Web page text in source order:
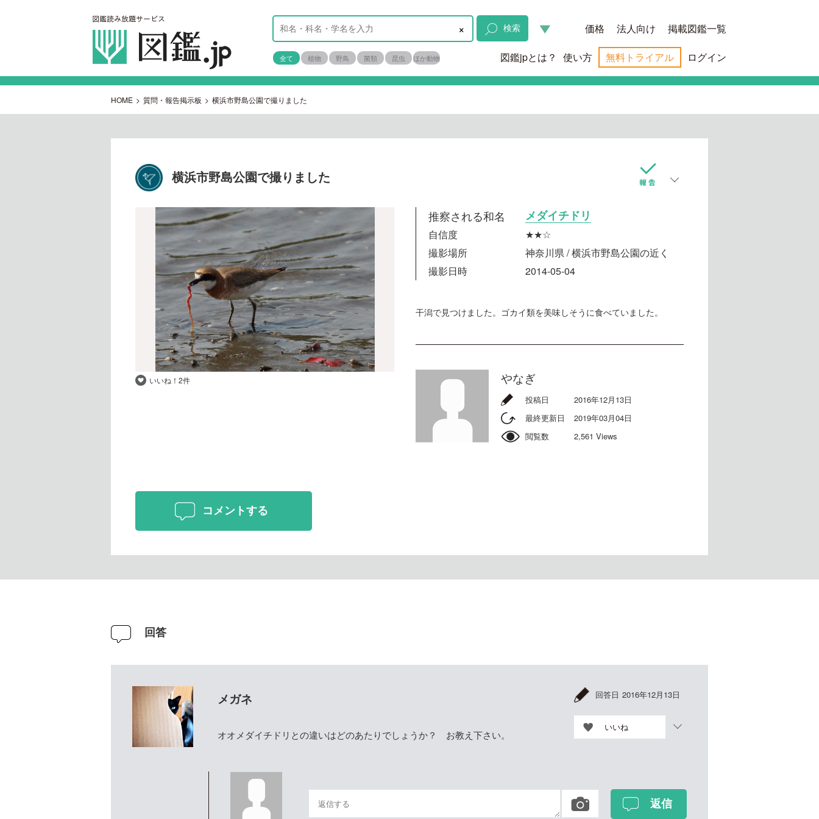
× 検索
全て 植物 野鳥 菌類 昆虫 ほか動物
価格 法人向け 掲載図鑑一覧
図鑑jpとは？ 使い方 無料トライアル ログイン
HOME > 質問・報告掲示板 > 横浜市野島公園で撮りました
横浜市野島公園で撮りました
いいね！ 2件
推察される和名 メダイチドリ
自信度
★★☆
撮影場所
神奈川県 / 横浜市野島公園の近く
撮影日時
2014-05-04
干潟で見つけました。ゴカイ類を美味しそうに食べていました。
やなぎ
投稿日
2016年12月13日
最終更新日
2019年03月04日
閲覧数
2,561 Views
コメントする
回答
メガネ
オオメダイチドリとの違いはどのあたりでしょうか？ お教え下さい。
回答日 2016年12月13日
いいね